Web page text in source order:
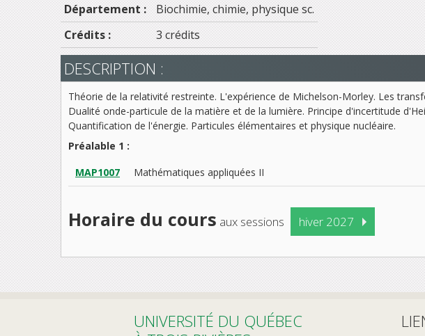
Département :
Biochimie, chimie, physique sc.
Crédits :
3 crédits
DESCRIPTION :
Théorie de la relativité restreinte. L'expérience de Michelson-Morley. Les
Dualité onde-particule de la matière et de la lumière. Principe d'incertitude
Quantification de l'énergie. Particules élémentaires et physique nucléaire.
Préalable 1 :
MAP1007
Mathématiques appliquées II
Horaire du cours aux sessions hiver 2027
UNIVERSITÉ DU QUÉBEC